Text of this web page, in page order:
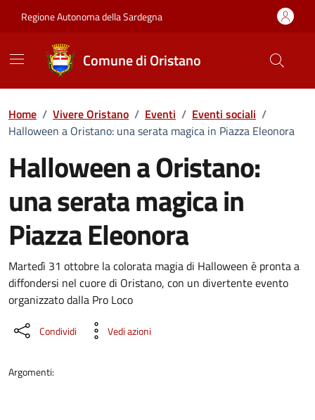
Regione Autonoma della Sardegna
Comune di Oristano
Home / Vivere Oristano / Eventi / Eventi sociali /
Halloween a Oristano: una serata magica in Piazza Eleonora
Halloween a Oristano:
una serata magica in
Piazza Eleonora
Dettaglio dell'evento
Martedì 31 ottobre la colorata magia di Halloween è pronta a
diffondersi nel cuore di Oristano, con un divertente evento
organizzato dalla Pro Loco
Condividi Vedi azioni
Argomenti: